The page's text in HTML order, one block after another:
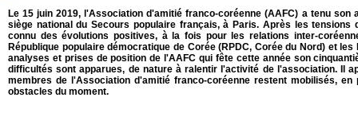
Le 15 juin 2019, l'Association d'amitié franco-coréenne (AAFC) a tenu son
siège national du Secours populaire français, à Paris. Après les tensions
connu des évolutions positives, à la fois pour les relations inter-
République populaire démocratique de Corée (RPDC, Corée du Nord) et
analyses et prises de position de l'AAFC qui fête cette année son
difficultés sont apparues, de nature à ralentir l'activité de l'association. Il
membres de l'Association d'amitié franco-coréenne restent mobilisés, en
obstacles du moment.